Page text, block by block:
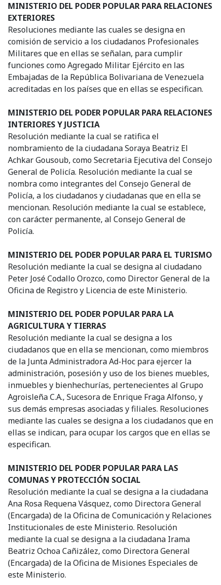
MINISTERIO DEL PODER POPULAR PARA RELACIONES
EXTERIORES
Resoluciones mediante las cuales se designa en
comisión de servicio a los ciudadanos Profesionales
Militares que en ellas se señalan, para cumplir
funciones como Agregado Militar Ejército en las
Embajadas de la República Bolivariana de Venezuela
acreditadas en los países que en ellas se especifican.
MINISTERIO DEL PODER POPULAR PARA RELACIONES
INTERIORES Y JUSTICIA
Resolución mediante la cual se ratifica el
nombramiento de la ciudadana Soraya Beatriz El
Achkar Gousoub, como Secretaria Ejecutiva del Consejo
General de Policía. Resolución mediante la cual se
nombra como integrantes del Consejo General de
Policía, a los ciudadanos y ciudadanas que en ella se
mencionan. Resolución mediante la cual se establece,
con carácter permanente, al Consejo General de
Policía.
MINISTERIO DEL PODER POPULAR PARA EL TURISMO
Resolución mediante la cual se designa al ciudadano
Peter José Codallo Orozco, como Director General de la
Oficina de Registro y Licencia de este Ministerio.
MINISTERIO DEL PODER POPULAR PARA LA
AGRICULTURA Y TIERRAS
Resolución mediante la cual se designa a los
ciudadanos que en ella se mencionan, como miembros
de la Junta Administradora Ad-Hoc para ejercer la
administración, posesión y uso de los bienes muebles,
inmuebles y bienhechurías, pertenecientes al Grupo
Agroisleña C.A., Sucesora de Enrique Fraga Alfonso, y
sus demás empresas asociadas y filiales. Resoluciones
mediante las cuales se designa a los ciudadanos que en
ellas se indican, para ocupar los cargos que en ellas se
especifican.
MINISTERIO DEL PODER POPULAR PARA LAS
COMUNAS Y PROTECCIÓN SOCIAL
Resolución mediante la cual se designa a la ciudadana
Ana Rosa Requena Vásquez, como Directora General
(Encargada) de la Oficina de Comunicación y Relaciones
Institucionales de este Ministerio. Resolución
mediante la cual se designa a la ciudadana Irama
Beatriz Ochoa Cañizález, como Directora General
(Encargada) de la Oficina de Misiones Especiales de
este Ministerio.